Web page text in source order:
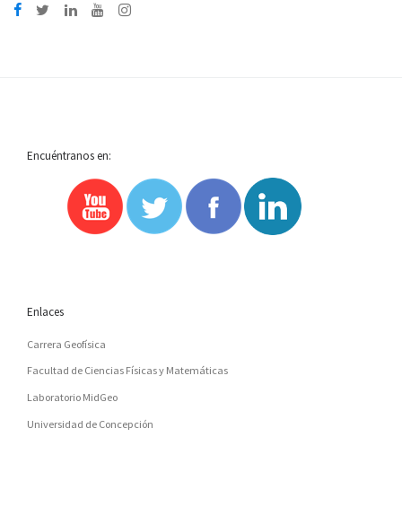
Encuéntranos en:
Enlaces
Carrera Geofísica
Facultad de Ciencias Físicas y Matemáticas
Laboratorio MidGeo
Universidad de Concepción